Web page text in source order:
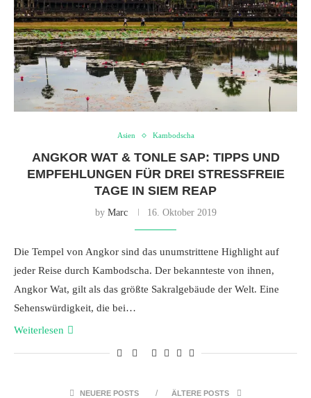
Asien Kambodscha
ANGKOR WAT & TONLE SAP: TIPPS UND
EMPFEHLUNGEN FÜR DREI STRESSFREIE
TAGE IN SIEM REAP
by Marc 16. Oktober 2019
Die Tempel von Angkor sind das unumstrittene Highlight auf
jeder Reise durch Kambodscha. Der bekannteste von ihnen,
Angkor Wat, gilt als das größte Sakralgebäude der Welt. Eine
Sehenswürdigkeit, die bei…
Weiterlesen
NEUERE POSTS ÄLTERE POSTS